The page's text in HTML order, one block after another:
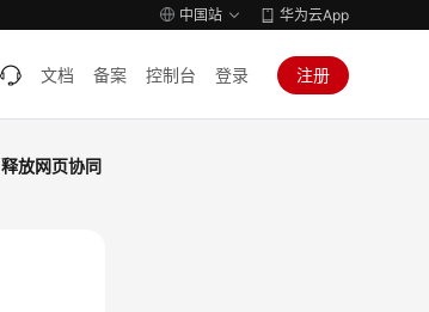
中国站 华为云App
文档 备案 控制台 登录 注册
释放网页协同